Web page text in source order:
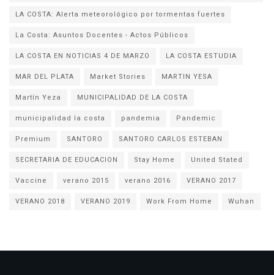
LA COSTA: Alerta meteorológico por tormentas fuertes
La Costa: Asuntos Docentes - Actos Públicos
LA COSTA EN NOTICIAS 4 DE MARZO
LA COSTA ESTUDIA
MAR DEL PLATA
Market Stories
MARTIN YESA
Martín Yeza
MUNICIPALIDAD DE LA COSTA
municipalidad la costa
pandemia
Pandemic
Premium
SANTORO
SANTORO CARLOS ESTEBAN
SECRETARIA DE EDUCACION
Stay Home
United Stated
Vaccine
verano 2015 verano 2016
VERANO 2017
VERANO 2018
VERANO 2019 Work From Home Wuhan